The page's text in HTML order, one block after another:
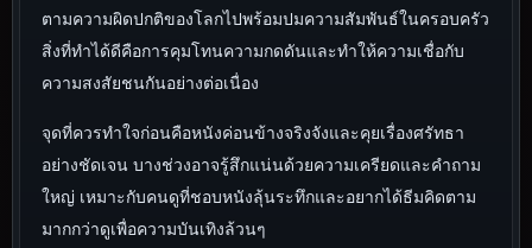
ตามความผิดปกติของโลกไปพร้อมปมความสัมพันธ์ในครอบครัว
สิ่งที่ทำได้ดีคือการคุมโทนความกดดันและทำให้ความเชื่อกับ
ความสงสัยชนกันอย่างต่อเนื่อง
จุดที่ควรทำใจก่อนคือหนังค่อนข้างจริงจังและคุยเรื่องศรัทธา
อย่างชัดเจน บางช่วงอาจรู้สึกแน่นด้วยความเครียดและคำถาม
ใหญ่ เหมาะกับคนดูที่ชอบหนังลุ้นระทึกและอยากได้ธีมคิดตาม
มากกว่าดูเพื่อความบันเทิงล้วนๆ